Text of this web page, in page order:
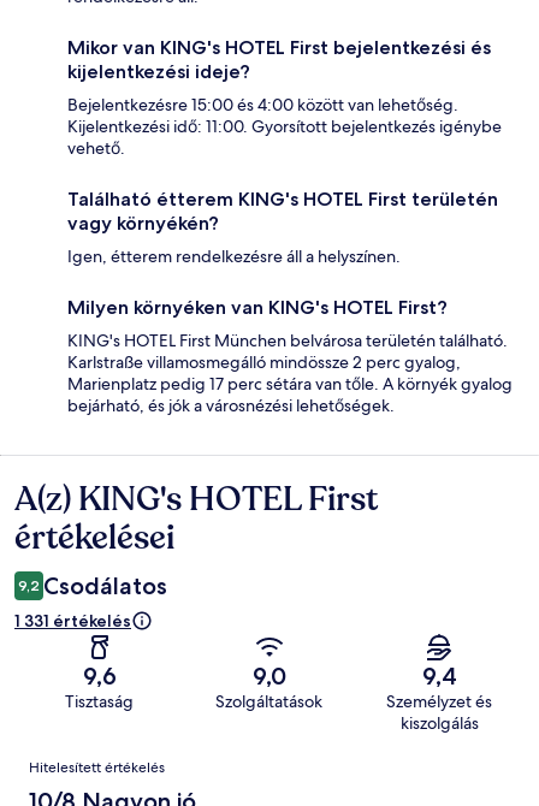
Mikor van KING's HOTEL First bejelentkezési és
kijelentkezési ideje?
Bejelentkezésre 15:00 és 4:00 között van lehetőség.
Kijelentkezési idő: 11:00. Gyorsított bejelentkezés igénybe
vehető.
Található étterem KING's HOTEL First területén
vagy környékén?
Igen, étterem rendelkezésre áll a helyszínen.
Milyen környéken van KING's HOTEL First?
KING's HOTEL First München belvárosa területén található.
Karlstraße villamosmegálló mindössze 2 perc gyalog,
Marienplatz pedig 17 perc sétára van tőle. A környék gyalog
bejárható, és jók a városnézési lehetőségek.
Értékelések
A(z) KING's HOTEL First
értékelései
9,2 Csodálatos
1 331 értékelés
9,6
Tisztaság
9,0
Szolgáltatások
9,4
Személyzet és
kiszolgálás
Értékelések
Hitelesített értékelés